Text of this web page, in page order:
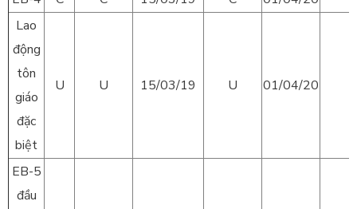
Lao
động
tôn
giáo
đặc
biệt
U U 15/03/19 U 01/04/20
EB-5
đầu